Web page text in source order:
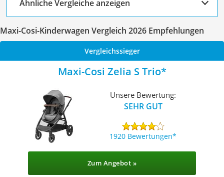
Ähnliche Vergleiche anzeigen
Maxi-Cosi-Kinderwagen Vergleich 2026 Empfehlungen
Vergleichssieger
Maxi-Cosi Zelia S Trio
Unsere Bewertung:
SEHR GUT
1920 Bewertungen
Zum Angebot »